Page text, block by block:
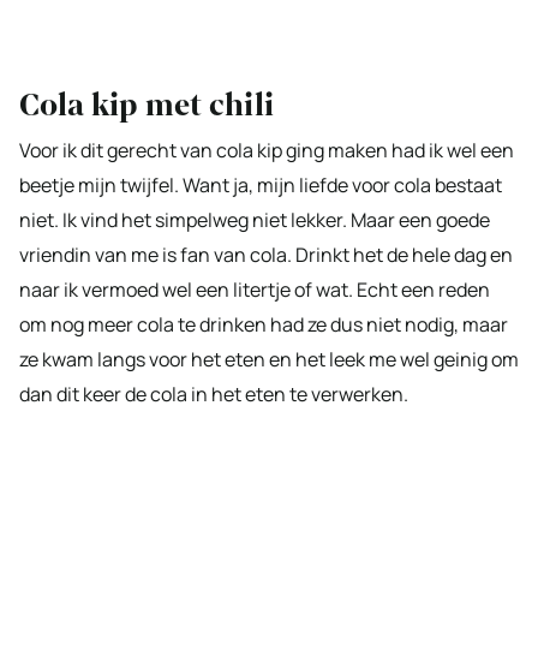
Cola kip met chili
Voor ik dit gerecht van cola kip ging maken had ik wel een
beetje mijn twijfel. Want ja, mijn liefde voor cola bestaat
niet. Ik vind het simpelweg niet lekker. Maar een goede
vriendin van me is fan van cola. Drinkt het de hele dag en
naar ik vermoed wel een litertje of wat. Echt een reden
om nog meer cola te drinken had ze dus niet nodig, maar
ze kwam langs voor het eten en het leek me wel geinig om
dan dit keer de cola in het eten te verwerken.